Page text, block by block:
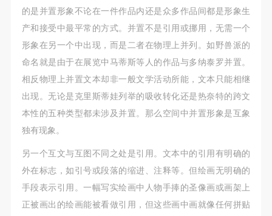
的是并置形象不论在一件作品内还是众多作品间都是形象生
产和接受中最平常的方式。并置不是引用或挪用，无需一个
形象在另一个中出现，而是二者在物理上并列。如野兽派的
命名就是由于在展览中马蒂斯等人的作品与多纳泰罗并置。
相反物理上并置文本却非一般文学活动所能，文本只能相继
出现。无论是克里斯蒂娃列举的吸收转化还是热奈特的跨文
本性的五种类型都未涉及并置。那么空间中并置形象是互象
独有现象。
另一个互文与互图不同之处是引用。文本中的引用有明确的
外在标志，如引号或段落的缩进、注释等。但绘画无明确的
手段表示引用。一幅写实绘画中人物手捧的圣像画或画架上
正被画出的绘画能被看做引用，但这些画中画就像任何拼贴